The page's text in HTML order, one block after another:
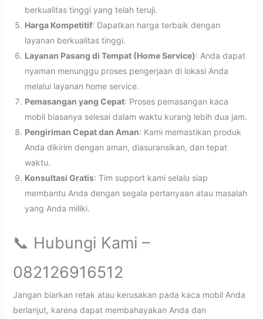
berkualitas tinggi yang telah teruji.
Harga Kompetitif: Dapatkan harga terbaik dengan
layanan berkualitas tinggi.
Layanan Pasang di Tempat (Home Service): Anda dapat
nyaman menunggu proses pengerjaan di lokasi Anda
melalui layanan home service.
Pemasangan yang Cepat: Proses pemasangan kaca
mobil biasanya selesai dalam waktu kurang lebih dua jam.
Pengiriman Cepat dan Aman: Kami memastikan produk
Anda dikirim dengan aman, diasuransikan, dan tepat
waktu.
Konsultasi Gratis: Tim support kami selalu siap
membantu Anda dengan segala pertanyaan atau masalah
yang Anda miliki.
📞 Hubungi Kami –
082126916512
Jangan biarkan retak atau kerusakan pada kaca mobil Anda
berlanjut, karena dapat membahayakan Anda dan